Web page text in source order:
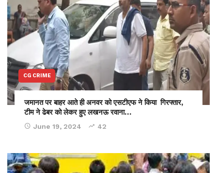
CG CRIME
जमानत पर बाहर आते ही अनवर को एसटीएफ ने किया गिरफ्तार,
टीम ने ढेबर को लेकर हुए लखनऊ रवाना…
June 19, 2024 42